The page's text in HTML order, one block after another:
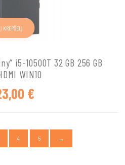
i5-10500T 32 GB 256 GB
WIN10
€
Į KREPŠELĮ
4 5 →